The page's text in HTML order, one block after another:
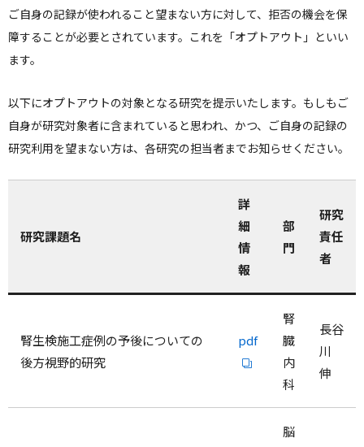
ご自身の記録が使われること望まない方に対して、拒否の機会を保
障することが必要とされています。これを「オプトアウト」といい
ます。
以下にオプトアウトの対象となる研究を提示いたします。もしもご
自身が研究対象者に含まれていると思われ、かつ、ご自身の記録の
研究利用を望まない方は、各研究の担当者までお知らせください。
研究課題名
詳
細
情
報
部
門
研究
責任
者
腎生検施工症例の予後についての
後方視野的研究
pdf
腎
臓
内
科
長谷
川
伸
脳